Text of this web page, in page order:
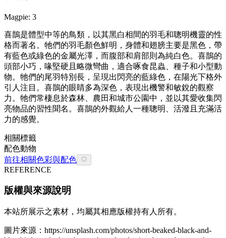
Magpie: 3
喜鵲是體型中等的鳥類，以其黑白相間的羽毛和聰明機靈的性
格而著名。牠們的羽毛顏色鮮明，身體和翅膀主要是黑色，帶
有藍色或綠色的金屬光澤，而腹部和肩部則為純白色。喜鵲的
頭部小巧，喙堅硬且略微彎曲，適合啄食昆蟲、種子和小型動
物。牠們的尾羽特別長，呈現出閃亮的藍綠色，在陽光下格外
引人注目。喜鵲的眼睛多為深色，表現出機警和敏銳的觀察
力。牠們常棲息於森林、農田和城市公園中，並以其愛收集閃
亮物品的習性聞名。喜鵲的外觀給人一種聰明、活潑且充滿活
力的感覺。
相關標籤
配色動物
前往相關色彩與配色
REFERENCE
版權與來源說明
本站所展示之素材，均屬其相應版權持有人所有。
圖片來源： https://unsplash.com/photos/short-beaked-black-and-